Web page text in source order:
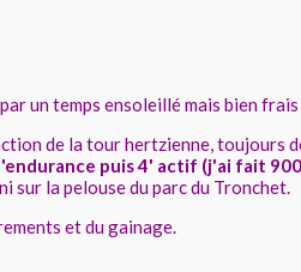
un temps ensoleillé mais bien
de la tour hertzienne, toujours
puis 4' actif (j'ai fait
sur la pelouse du parc du Tronchet.
et du gainage.